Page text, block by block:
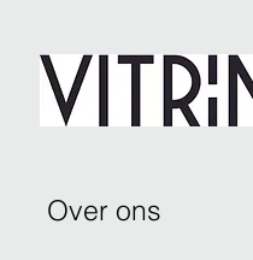
Over ons